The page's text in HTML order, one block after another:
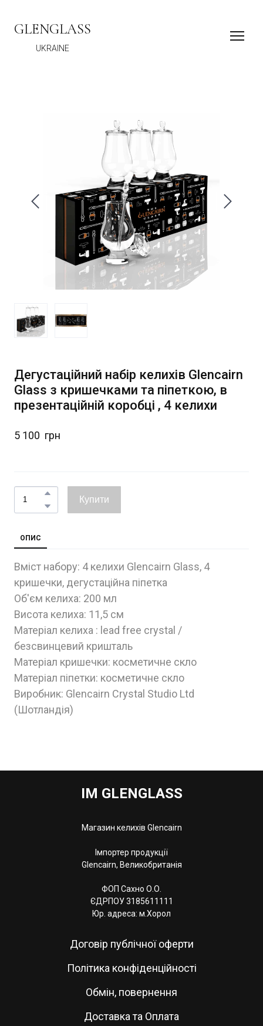
GLENGLASS
UKRAINE
Дегустаційний набір келихів Glencairn
Glass з кришечками та піпеткою, в
презентаційній коробці , 4 келихи
5 100  грн
Купити
ОПИС
Вміст набору: 4 келихи Glencairn Glass, 4
кришечки, дегустаційна піпетка
Об'єм келиха: 200 мл
Висота келиха: 11,5 см
Матеріал келиха : lead free crystal /
безсвинцевий кришталь
Матеріал кришечки: косметичне скло
Матеріал піпетки: косметичне скло
Виробник: Glencairn Crystal Studio Ltd
(Шотландія)
IM GLENGLASS
Магазин келихів Glencairn
Імпортер продукції
Glencairn, Великобританія
ФОП Сахно О.О.
ЄДРПОУ 3185611111
Юр. адреса: м.Хорол
Договір публічної оферти
Політика конфіденційності
Обмін, повернення
Доставка та Оплата